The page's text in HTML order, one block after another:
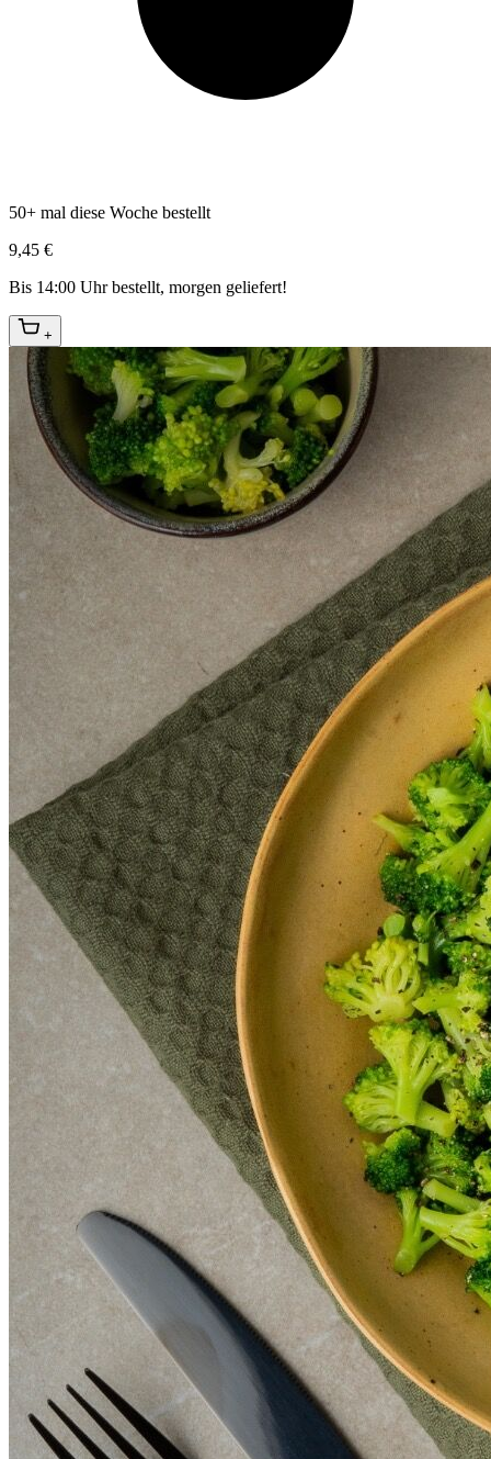
50+ mal diese Woche bestellt
9,45 €
Bis 14:00 Uhr bestellt, morgen geliefert!
+